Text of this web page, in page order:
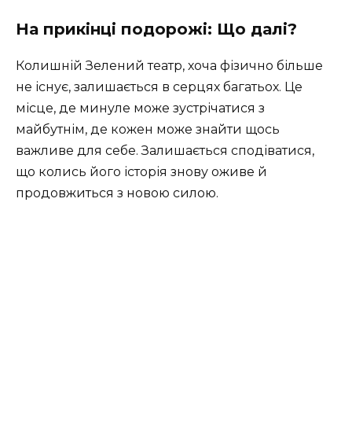
На прикінці подорожі: Що далі?
Колишній Зелений театр, хоча фізично більше
не існує, залишається в серцях багатьох. Це
місце, де минуле може зустрічатися з
майбутнім, де кожен може знайти щось
важливе для себе. Залишається сподіватися,
що колись його історія знову оживе й
продовжиться з новою силою.